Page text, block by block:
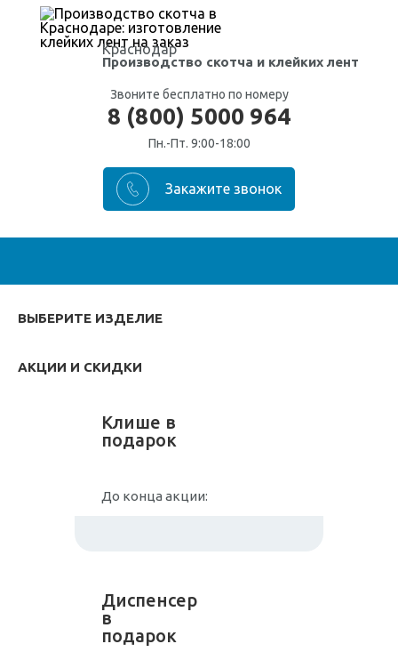
Краснодар
Производство скотча и клейких лент
Звоните бесплатно по номеру
8 (800) 5000 964
Пн.-Пт. 9:00-18:00
ВЫБЕРИТЕ ИЗДЕЛИЕ
АКЦИИ И СКИДКИ
Клише в
подарок
До конца акции:
Диспенсер
в
подарок